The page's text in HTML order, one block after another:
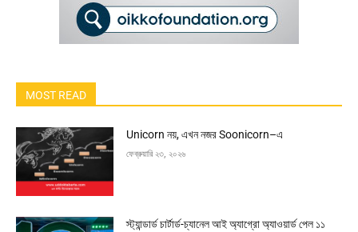
MOST READ
Unicorn নয়, এখন নজর Soonicorn–এ
ফেব্রুয়ারি ২৩, ২০২৬
স্ট্যান্ডার্ড চার্টার্ড-চ্যানেল আই অ্যাগ্রো অ্যাওয়ার্ড পেল ১১